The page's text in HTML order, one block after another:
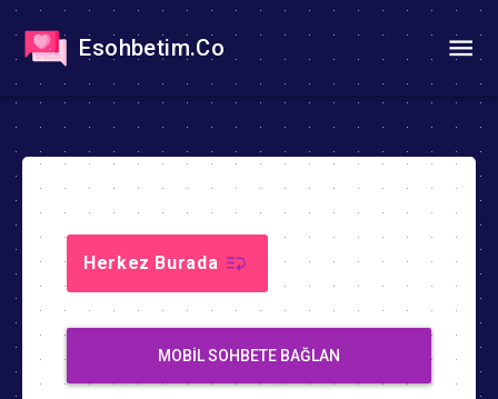
Esohbetim.Co
Herkez Burada
MOBIL SOHBETE BAĞLAN